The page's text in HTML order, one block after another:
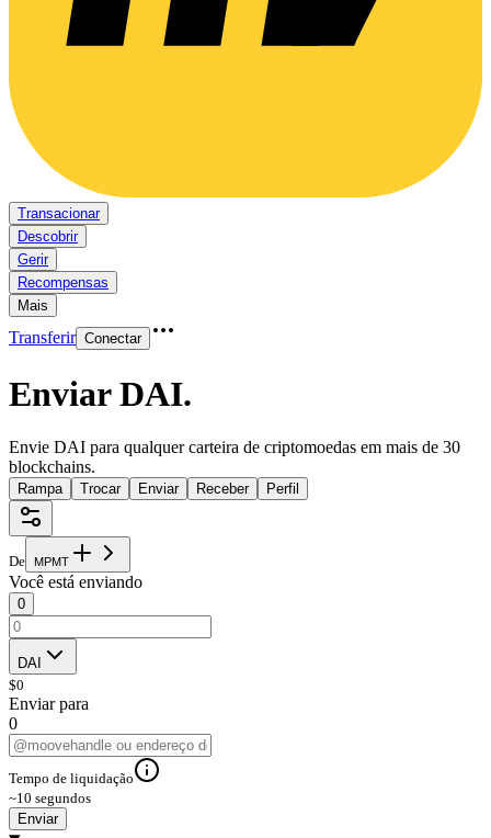
Transacionar
Descobrir
Gerir
Recompensas
Mais
Transferir Conectar
Enviar DAI.
Envie DAI para qualquer carteira de criptomoedas em mais de 30
blockchains.
Rampa Trocar Enviar Receber Perfil
De MPMT
Você está enviando
0
DAI
$0
Enviar para
0
Tempo de liquidação
~10 segundos
Enviar